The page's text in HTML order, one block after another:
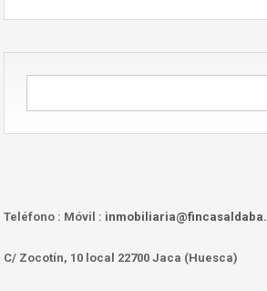
Teléfono : Móvil :
C/ Zocotín, 10 local 22700 Jaca (Huesca)